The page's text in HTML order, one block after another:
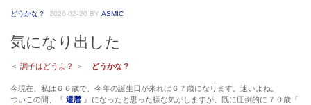
どうかな？ 2026-02-20 BY ASMIC
気になり出した
＜調子はどうよ？ ＞ どうかな？
今現在、私は６６歳で、今年の誕生日が来れば６７歳になります。速いよね。
ついこの間、『還暦 』になったと思った様な気がしますが、既に圧倒的に７０歳『